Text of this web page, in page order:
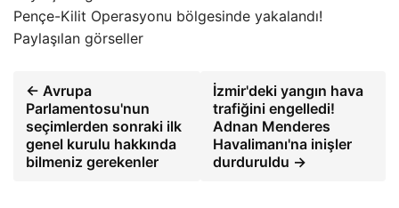
Pençe-Kilit Operasyonu bölgesinde yakalandı!
Paylaşılan görseller
← Avrupa
Parlamentosu'nun
seçimlerden sonraki ilk
genel kurulu hakkında
bilmeniz gerekenler
İzmir'deki yangın hava
trafiğini engelledi!
Adnan Menderes
Havalimanı'na inişler
durduruldu →